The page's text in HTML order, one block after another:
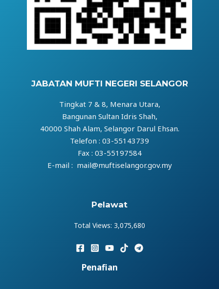
JABATAN MUFTI NEGERI SELANGOR
Tingkat 7 & 8, Menara Utara,
Bangunan Sultan Idris Shah,
40000 Shah Alam, Selangor Darul Ehsan.
Telefon : 03-55143739
Fax : 03-55197584
E-mail : mail@muftiselangor.gov.my
Pelawat
Total Views: 3,075,680
Penafian